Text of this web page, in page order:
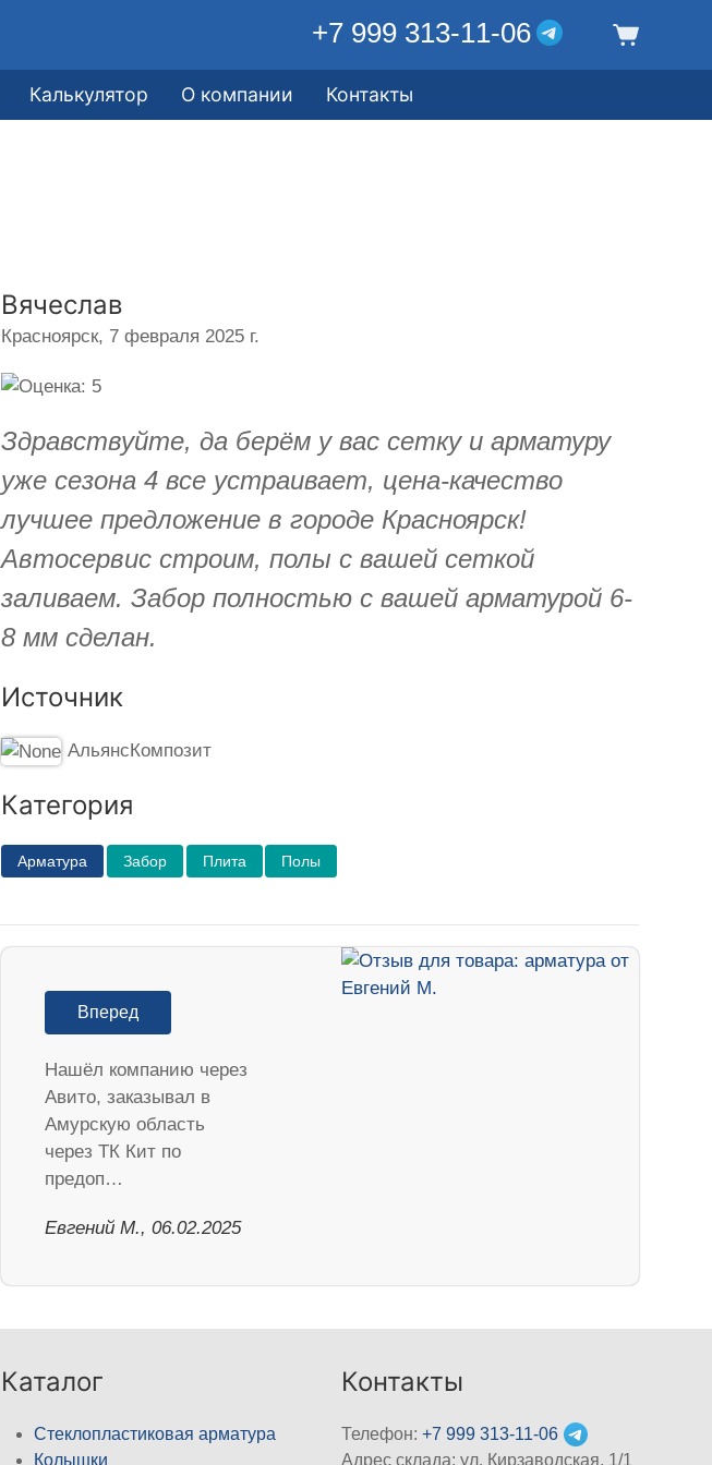
+7 999 313-11-06
Калькулятор О компании Контакты
Вячеслав
Красноярск, 7 февраля 2025 г.
Здравствуйте, да берём у вас сетку и арматуру
уже сезона 4 все устраивает, цена-качество
лучшее предложение в городе Красноярск!
Автосервис строим, полы с вашей сеткой
заливаем. Забор полностью с вашей арматурой 6-
8 мм сделан.
Источник
АльянсКомпозит
Категория
Арматура Забор Плита Полы
Вперед
Нашёл компанию через
Авито, заказывал в
Амурскую область
через ТК Кит по
предоп…
​Евгений М., 06.02.2025
Каталог
Стеклопластиковая арматура
Колышки
Контакты
Телефон:+7 999 313-11-06
Адрес склада: ул. Кирзаводская, 1/1